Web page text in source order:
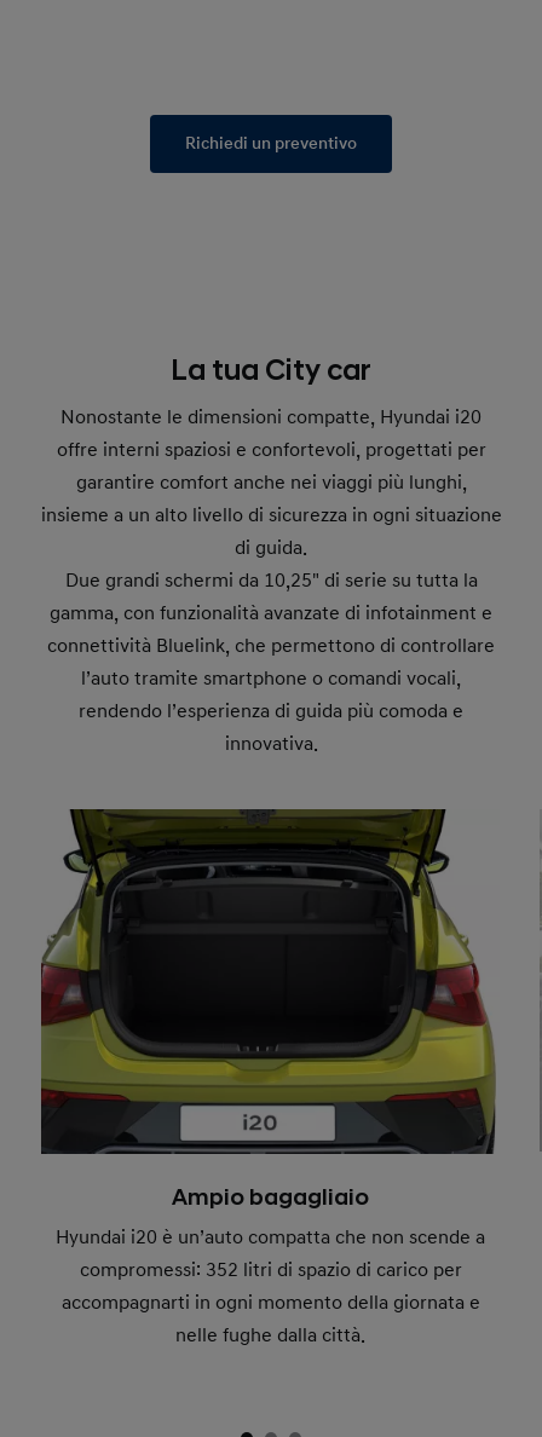
Richiedi un preventivo
La tua City car
Nonostante le dimensioni compatte, Hyundai i20
offre interni spaziosi e confortevoli, progettati per
garantire comfort anche nei viaggi più lunghi,
insieme a un alto livello di sicurezza in ogni situazione
di guida.
Due grandi schermi da 10,25" di serie su tutta la
gamma, con funzionalità avanzate di infotainment e
connettività Bluelink, che permettono di controllare
l’auto tramite smartphone o comandi vocali,
rendendo l’esperienza di guida più comoda e
innovativa.
Ampio bagagliaio
Hyundai i20 è un’auto compatta che non scende a
compromessi: 352 litri di spazio di carico per
accompagnarti in ogni momento della giornata e
nelle fughe dalla città.